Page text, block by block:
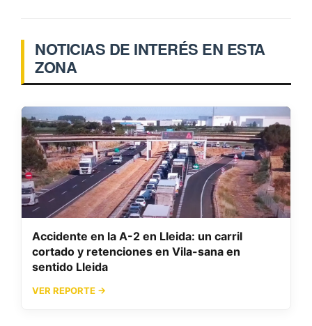
NOTICIAS DE INTERÉS EN ESTA
ZONA
Accidente en la A-2 en Lleida: un carril
cortado y retenciones en Vila-sana en
sentido Lleida
VER REPORTE →